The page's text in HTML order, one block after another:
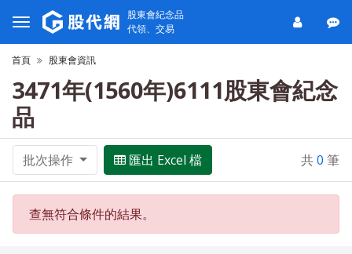
股東會紀念品
代領、交易
首頁 股東會資訊
3471年(1560年)6111股東會紀念
品
批次操作 匯出 Excel 檔 共0 筆
查無符合條件的結果。